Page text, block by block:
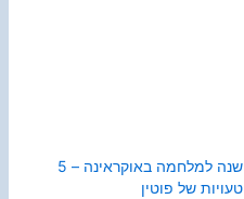
שנה למלחמה באוקראינה – 5
טעויות של פוטין